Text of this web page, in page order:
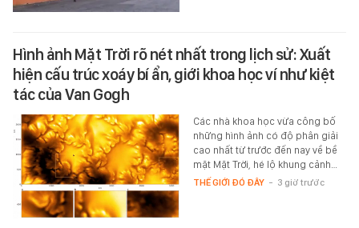
Hình ảnh Mặt Trời rõ nét nhất trong lịch sử: Xuất
hiện cấu trúc xoáy bí ẩn, giới khoa học ví như kiệt
tác của Van Gogh
Các nhà khoa học vừa công bố
những hình ảnh có độ phân giải
cao nhất từ trước đến nay về bề
mặt Mặt Trời, hé lộ khung cảnh…
THẾ GIỚI ĐÓ ĐÂY - 3 giờ trước